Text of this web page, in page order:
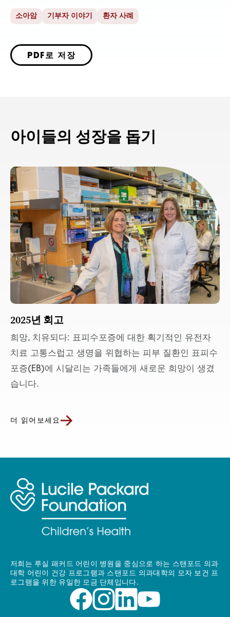
소아암 기부자 이야기 환자 사례
PDF로 저장
아이들의 성장을 돕기
2025년 회고
희망, 치유되다: 표피수포증에 대한 획기적인 유전자
치료 고통스럽고 생명을 위협하는 피부 질환인 표피수
포증(EB)에 시달리는 가족들에게 새로운 희망이 생겼
습니다.
더 읽어보세요
저희는 루실 패커드 어린이 병원을 중심으로 하는 스탠포드 의과
대학 어린이 건강 프로그램과 스탠포드 의과대학의 모자 보건 프
로그램을 위한 유일한 모금 단체입니다.